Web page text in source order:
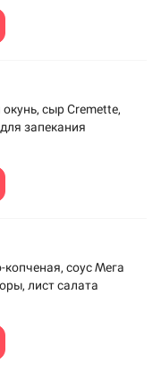
сыр Cremette,
запекания
копченая, соус Мега
лист салата